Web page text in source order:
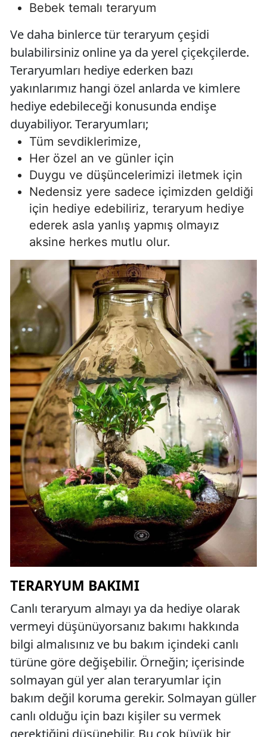
Bebek temalı teraryum
Ve daha binlerce tür teraryum çeşidi
bulabilirsiniz online ya da yerel çiçekçilerde.
Teraryumları hediye ederken bazı
yakınlarımız hangi özel anlarda ve kimlere
hediye edebileceği konusunda endişe
duyabiliyor. Teraryumları;
Tüm sevdiklerimize,
Her özel an ve günler için
Duygu ve düşüncelerimizi iletmek için
Nedensiz yere sadece içimizden geldiği
için hediye edebiliriz, teraryum hediye
ederek asla yanlış yapmış olmayız
aksine herkes mutlu olur.
TERARYUM BAKIMI
Canlı teraryum almayı ya da hediye olarak
vermeyi düşünüyorsanız bakımı hakkında
bilgi almalısınız ve bu bakım içindeki canlı
türüne göre değişebilir. Örneğin; içerisinde
solmayan gül yer alan teraryumlar için
bakım değil koruma gerekir. Solmayan güller
canlı olduğu için bazı kişiler su vermek